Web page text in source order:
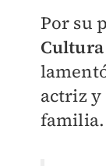
Por su
Cultura
actriz y
familia.